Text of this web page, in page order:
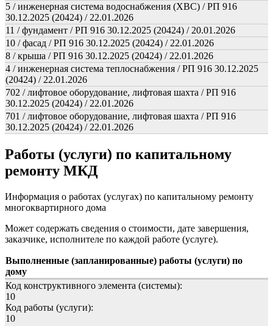
5 / инженерная система водоснабжения (ХВС) / РП 916
30.12.2025 (20424) / 22.01.2026
11 / фундамент / РП 916 30.12.2025 (20424) / 20.01.2026
10 / фасад / РП 916 30.12.2025 (20424) / 22.01.2026
8 / крыша / РП 916 30.12.2025 (20424) / 22.01.2026
4 / инженерная система теплоснабжения / РП 916 30.12.2025
(20424) / 22.01.2026
702 / лифтовое оборудование, лифтовая шахта / РП 916
30.12.2025 (20424) / 22.01.2026
701 / лифтовое оборудование, лифтовая шахта / РП 916
30.12.2025 (20424) / 22.01.2026
Работы (услуги) по капитальному
ремонту МКД
Информация о работах (услугах) по капитальному ремонту
многоквартирного дома
Может содержать сведения о стоимости, дате завершения,
заказчике, исполнителе по каждой работе (услуге).
Выполненные (запланированные) работы (услуги) по
дому
Код конструктивного элемента (системы):
10
Код работы (услуги):
10